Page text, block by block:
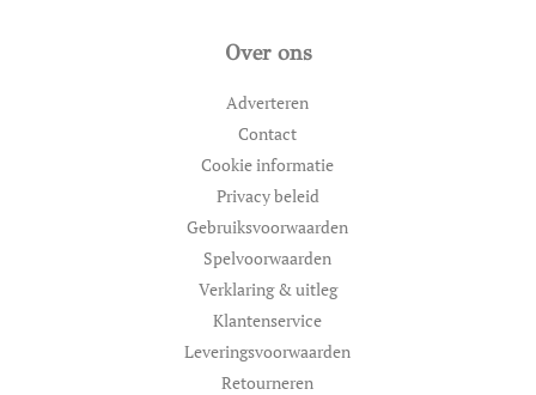
Over ons
Adverteren
Contact
Cookie informatie
Privacy beleid
Gebruiksvoorwaarden
Spelvoorwaarden
Verklaring & uitleg
Klantenservice
Leveringsvoorwaarden
Retourneren